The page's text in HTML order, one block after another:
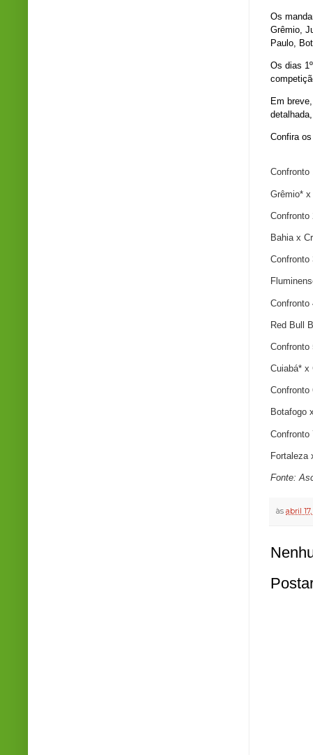
Os
Grêmio,
Paulo,
Os dias
Em
Confira
Confronto
Grêmio* x
Confronto
Bahia x
Confronto
Confronto
Red Bull
Confronto
Cuiabá* x
Confronto
Botafogo
Confronto
Fortaleza
Fonte:
às abril